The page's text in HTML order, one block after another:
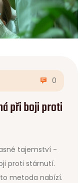
0
při boji proti
tajemství -
proti stárnutí.
metoda nabízí.